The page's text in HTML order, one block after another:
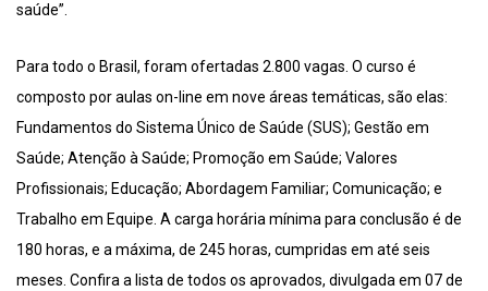
saúde”.
Para todo o Brasil, foram ofertadas 2.800 vagas. O curso é
composto por aulas on-line em nove áreas temáticas, são elas:
Fundamentos do Sistema Único de Saúde (SUS); Gestão em
Saúde; Atenção à Saúde; Promoção em Saúde; Valores
Profissionais; Educação; Abordagem Familiar; Comunicação; e
Trabalho em Equipe. A carga horária mínima para conclusão é de
180 horas, e a máxima, de 245 horas, cumpridas em até seis
meses. Confira a lista de todos os aprovados, divulgada em 07 de